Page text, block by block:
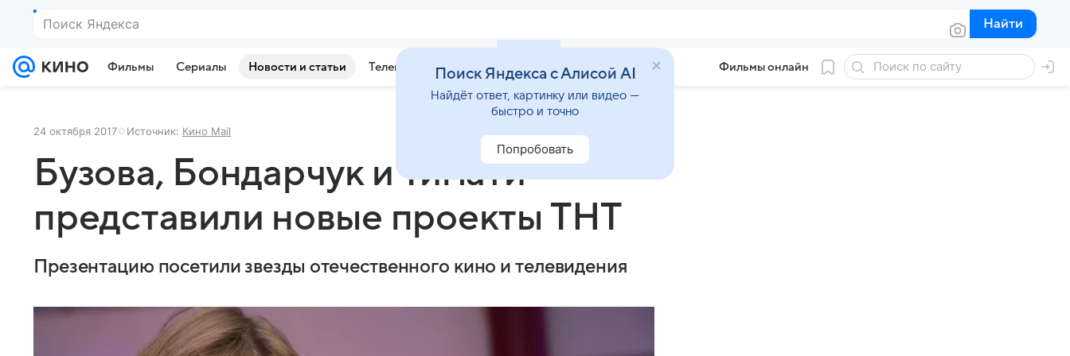
Поиск Яндекса Найти
Найти
Фильмы Сериалы Новости и статьи Телепрограмма Звезды Фильмы онлайн
24 октября 2017 Источник: Кино Mail
Бузова, Бондарчук и Тимати
представили новые проекты ТНТ
Презентацию посетили звезды отечественного кино и телевидения
Поиск Яндекса с Алисой AI
Найдёт ответ, картинку или видео —
быстро и точно
Попробовать